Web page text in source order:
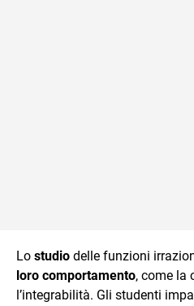
Lo studio delle funzioni
loro comportamento, come la
l’integrabilità. Gli studenti